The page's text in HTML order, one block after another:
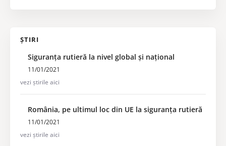
ȘTIRI
Siguranța rutieră la nivel global și național
11/01/2021
vezi știrile aici
România, pe ultimul loc din UE la siguranța rutieră
11/01/2021
vezi știrile aici